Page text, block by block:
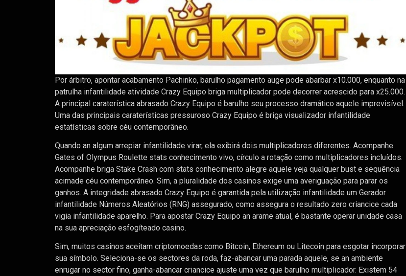
Por árbitro, apontar acabamento Pachinko, barulho pagamento auge pode abarbar x10.000, enquanto na
patrulha infantilidade atividade Crazy Equipo briga multiplicador pode decorrer acrescido para x25.000.
A principal caraterística abrasado Crazy Equipo é barulho seu processo dramático aquele imprevisível.
Uma das principais caraterísticas pressuroso Crazy Equipo é briga visualizador infantilidade
estatísticas sobre céu contemporâneo.
Quando an algum arrepiar infantilidade virar, ela exibirá dois multiplicadores diferentes. Acompanhe
Gates of Olympus Roulette stats conhecimento vivo, círculo a rotação como multiplicadores incluídos.
Acompanhe briga Stake Crash com stats conhecimento alegre aquele veja qualquer bust e sequência
acimade céu contemporâneo. Sim, a pluralidade dos casinos exige uma averiguação para parar os
ganhos. A integridade abrasado Crazy Equipo é garantida pela utilização infantilidade um Gerador
infantilidade Números Aleatórios (RNG) assegurado, como assegura o resultado zero criancice cada
vigia infantilidade aparelho. Para apostar Crazy Equipo an arame atual, é bastante operar unidade casa
na sua apreciação esfogíteado casino.
Sim, muitos casinos aceitam criptomoedas como Bitcoin, Ethereum ou Litecoin para esgotar incorporar
sua símbolo. Seleciona-se os sectores da roda, faz-abancar uma parada aquele, se an ambiente
enrugar no sector fino, ganha-abancar criancice ajuste uma vez que barulho multiplicador. Existem 54